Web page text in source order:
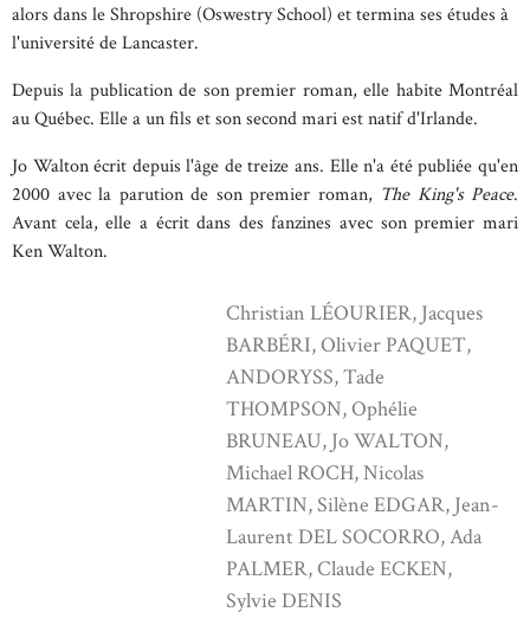
alors dans le Shropshire (Oswestry School) et termina ses études à
l'université de Lancaster.
Depuis la publication de son premier roman, elle habite Montréal
au Québec. Elle a un fils et son second mari est natif d'Irlande.
Jo Walton écrit depuis l'âge de treize ans. Elle n'a été publiée qu'en
2000 avec la parution de son premier roman, The King's Peace.
Avant cela, elle a écrit dans des fanzines avec son premier mari
Ken Walton.
Christian LÉOURIER, Jacques
BARBÉRI, Olivier PAQUET,
ANDORYSS, Tade
THOMPSON, Ophélie
BRUNEAU, Jo WALTON,
Michael ROCH, Nicolas
MARTIN, Silène EDGAR, Jean-
Laurent DEL SOCORRO, Ada
PALMER, Claude ECKEN,
Sylvie DENIS